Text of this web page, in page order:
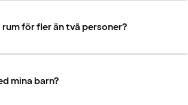
rum för fler än två personer?
mina barn?